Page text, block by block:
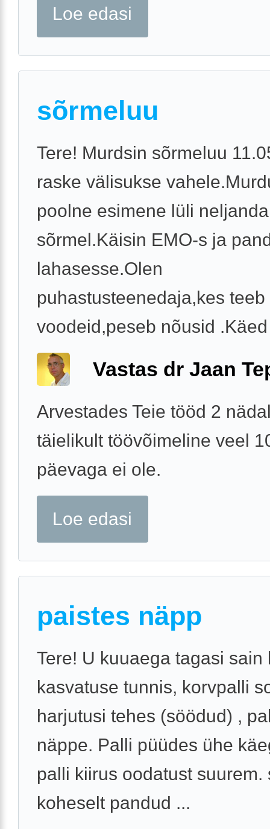
Loe edasi
sõrmeluu
Tere! Murdsin sõrmeluu
raske välisukse
poolne esimene lüli
sõrmel.Käisin EMO-s ja
lahasesse.Olen
puhastusteenedaja,kes teeb
voodeid,peseb nõusid
Vastas dr Jaan
Arvestades Teie tööd 2
täielikult töövõimeline veel
päevaga ei ole.
Loe edasi
paistes näpp
Tere! U kuuaega tagasi sain
kasvatuse tunnis, korvpalli
harjutusi tehes (söödud) ,
näppe. Palli püüdes ühe
palli kiirus oodatust suurem.
koheselt pandud ...